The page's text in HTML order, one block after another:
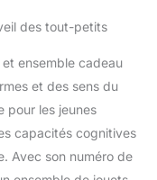
dès la
des tout-petits
ensemble cadeau
et des sens du
pour les jeunes
capacités cognitives
Avec son numéro de